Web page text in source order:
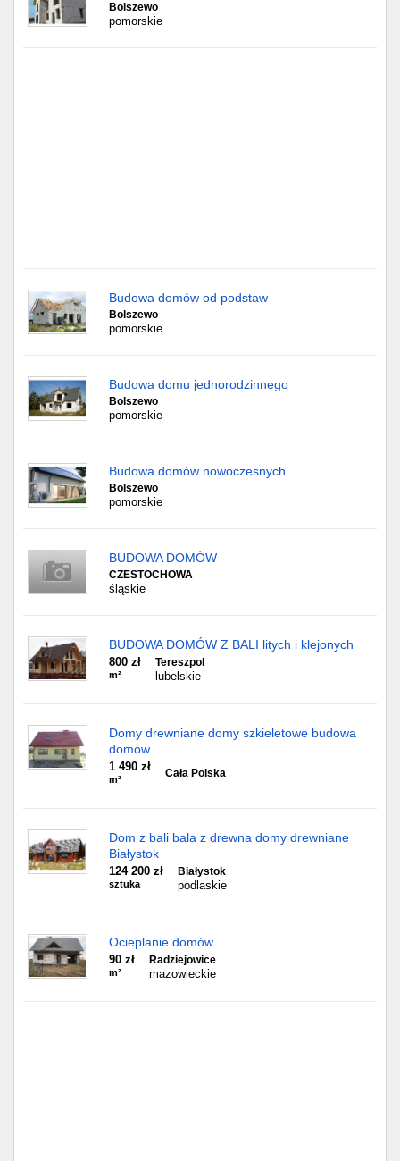
Bolszewo
pomorskie
Budowa domów od podstaw
Bolszewo
pomorskie
Budowa domu jednorodzinnego
Bolszewo
pomorskie
Budowa domów nowoczesnych
Bolszewo
pomorskie
BUDOWA DOMÓW
CZESTOCHOWA
śląskie
BUDOWA DOMÓW Z BALI litych i klejonych
800 zł
m²
Tereszpol
lubelskie
Domy drewniane domy szkieletowe budowa
domów
1 490 zł
m²
Cała Polska
Dom z bali bala z drewna domy drewniane
Białystok
124 200 zł
sztuka
Białystok
podlaskie
Ocieplanie domów
90 zł
m²
Radziejowice
mazowieckie
Sosnowiec